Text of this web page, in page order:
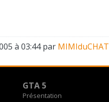
à 03:44 par MIMIduCHAT
GTA 5
Présentation